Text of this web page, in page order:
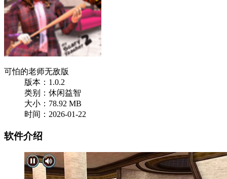
可怕的老师无敌版
版本：1.0.2
类别：休闲益智
大小：78.92 MB
时间：2026-01-22
软件介绍